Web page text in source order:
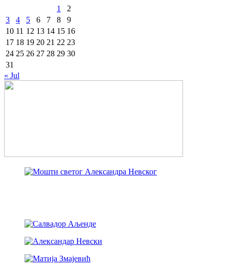
1
2
3
4 5 6 7 8
9
10 11 12 13 14 15 16
17 18 19 20 21 22 23
24 25 26 27 28 29 30
31
« Jul